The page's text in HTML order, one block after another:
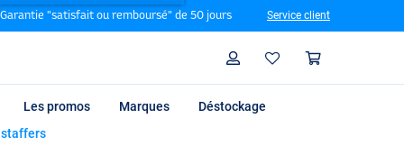
Garantie "satisfait ou remboursé" de 50 jours Service client
Profil
Les promos Marques
Déstockage
staffers